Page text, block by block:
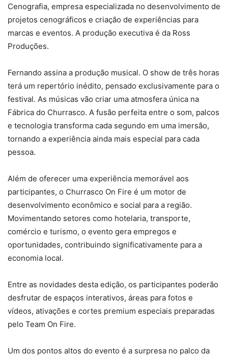
Cenografia, empresa especializada no desenvolvimento de
projetos cenográficos e criação de experiências para
marcas e eventos. A produção executiva é da Ross
Produções.
Fernando assina a produção musical. O show de três horas
terá um repertório inédito, pensado exclusivamente para o
festival. As músicas vão criar uma atmosfera única na
Fábrica do Churrasco. A fusão perfeita entre o som, palcos
e tecnologia transforma cada segundo em uma imersão,
tornando a experiência ainda mais especial para cada
pessoa.
Além de oferecer uma experiência memorável aos
participantes, o Churrasco On Fire é um motor de
desenvolvimento econômico e social para a região.
Movimentando setores como hotelaria, transporte,
comércio e turismo, o evento gera empregos e
oportunidades, contribuindo significativamente para a
economia local.
Entre as novidades desta edição, os participantes poderão
desfrutar de espaços interativos, áreas para fotos e
vídeos, ativações e cortes premium especiais preparadas
pelo Team On Fire.
Um dos pontos altos do evento é a surpresa no palco da